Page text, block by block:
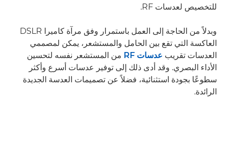
للتخصيص لعدسات RF.
وبدلاً من الحاجة إلى العمل باستمرار وفق مرآة كاميرا DSLR
العاكسة التي تقع بين الحامل والمستشعر، يمكن لمصممي
العدسات تقريب عدسات RF
من المستشعر نفسه لتحسين
الأداء البصري. وقد أدى ذلك إلى توفير عدسات أسرع وأكثر
سطوعًا بجودة استثنائية، فضلاً عن تصميمات العدسة الجديدة
الرائدة.